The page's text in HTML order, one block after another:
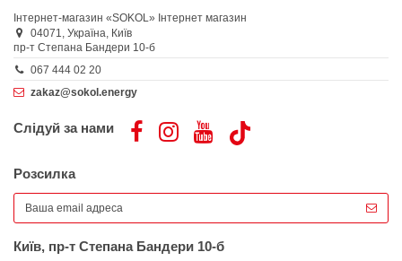
Інтернет-магазин «SOKOL» Інтернет магазин
04071, Україна, Київ
пр-т Степана Бандери 10-б
067 444 02 20
zakaz@sokol.energy
Слідуй за нами
Розсилка
Київ, пр-т Степана Бандери 10-б